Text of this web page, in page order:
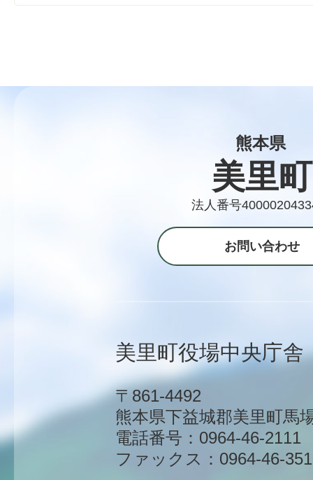
熊本県
美里町
法人番号
お問い合わせ
美里町役場中央庁舎
〒861-4492
熊本県下益城郡美里町馬
電話番号：0964-46-2111
ファックス：0964-46-